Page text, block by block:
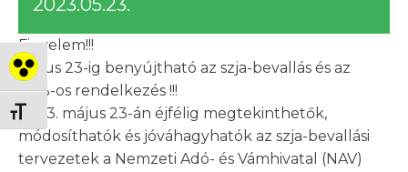
Nagy kontraszt váltása
Betűméret váltása
2023.05.23.
Figyelem!!!
Május 23-ig benyújtható az szja-bevallás és az
1+1%-os rendelkezés !!!
2023. május 23-án éjfélig megtekinthetők,
módosíthatók és jóváhagyhatók az szja-bevallási
tervezetek a Nemzeti Adó- és Vámhivatal (NAV)